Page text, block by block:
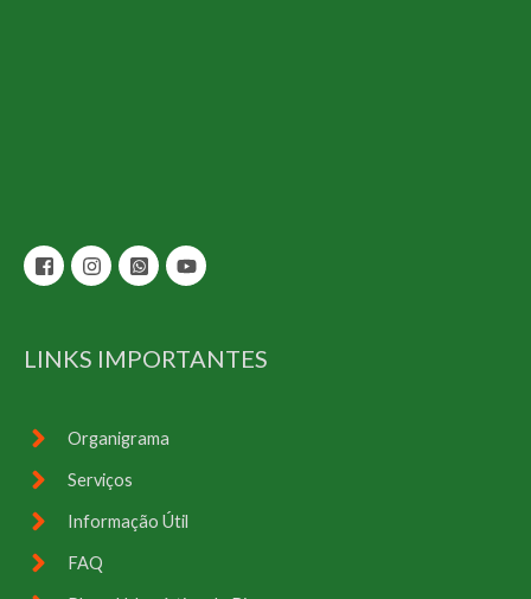
LINKS IMPORTANTES
Organigrama
Serviços
Informação Útil
FAQ